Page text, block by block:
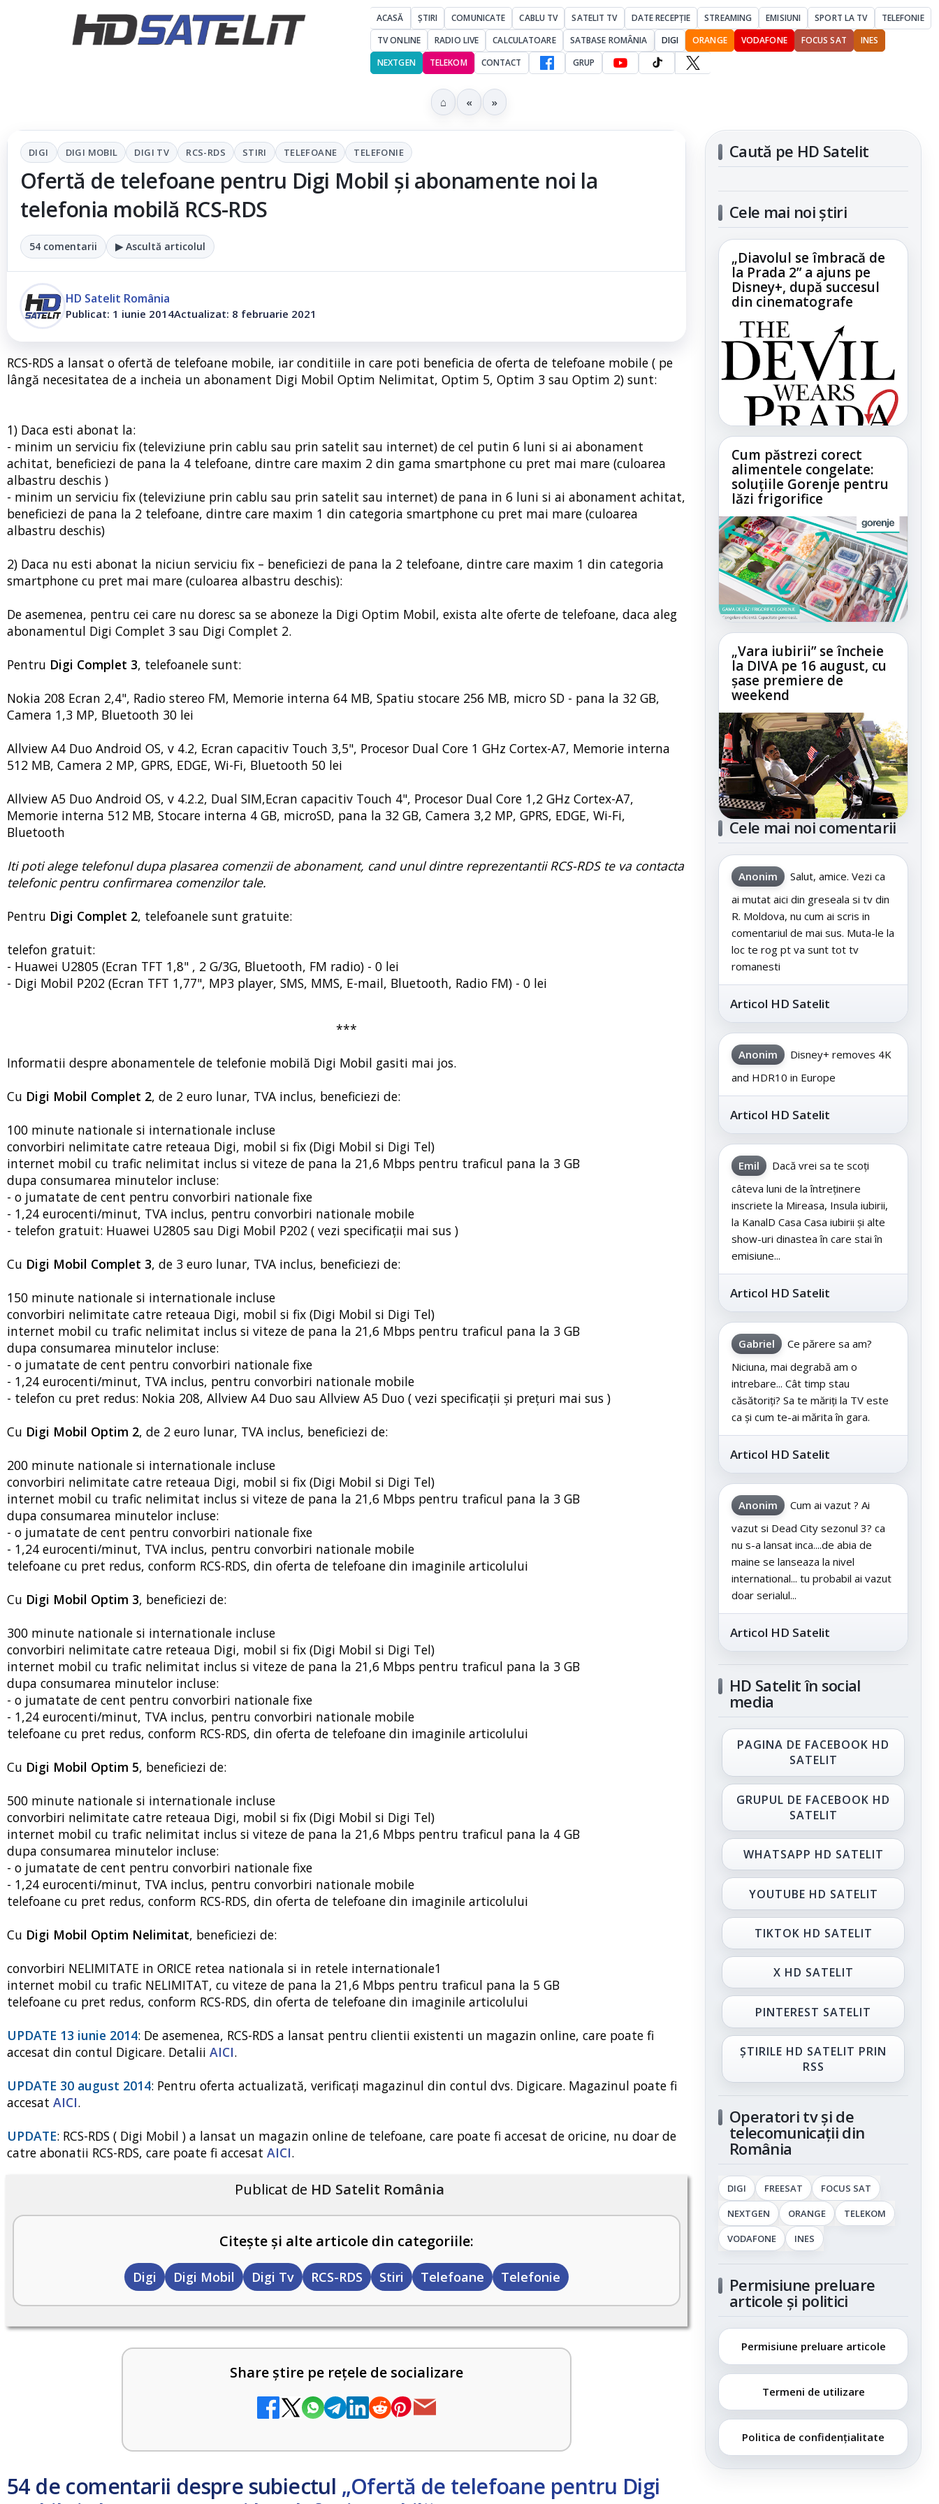
ACASĂ ȘTIRI COMUNICATE CABLU TV SATELIT TV DATE RECEPȚIE STREAMING EMISIUNI SPORT LA TV
TELEFONIE
TV ONLINE
RADIO LIVE CALCULATOARE SATBASE ROMÂNIA DIGI ORANGE VODAFONE FOCUS SAT
INES
NEXTGEN
TELEKOM CONTACT GRUP
⌂ « »
DIGI DIGI MOBIL DIGI TV RCS-RDS STIRI TELEFOANE TELEFONIE
Ofertă de telefoane pentru Digi Mobil și abonamente noi la
telefonia mobilă RCS-RDS
54 comentarii ▶ Ascultă articolul
HD Satelit România
Publicat: 1 iunie 2014Actualizat: 8 februarie 2021
RCS-RDS a lansat o ofertă de telefoane mobile, iar conditiile in care poti beneficia de oferta de telefoane mobile ( pe
lângă necesitatea de a incheia un abonament Digi Mobil Optim Nelimitat, Optim 5, Optim 3 sau Optim 2) sunt:
1) Daca esti abonat la:
- minim un serviciu fix (televiziune prin cablu sau prin satelit sau internet) de cel putin 6 luni si ai abonament
achitat, beneficiezi de pana la 4 telefoane, dintre care maxim 2 din gama smartphone cu pret mai mare (culoarea
albastru deschis )
- minim un serviciu fix (televiziune prin cablu sau prin satelit sau internet) de pana in 6 luni si ai abonament achitat,
beneficiezi de pana la 2 telefoane, dintre care maxim 1 din categoria smartphone cu pret mai mare (culoarea
albastru deschis)
2) Daca nu esti abonat la niciun serviciu fix – beneficiezi de pana la 2 telefoane, dintre care maxim 1 din categoria
smartphone cu pret mai mare (culoarea albastru deschis):
De asemenea, pentru cei care nu doresc sa se aboneze la Digi Optim Mobil, exista alte oferte de telefoane, daca aleg
abonamentul Digi Complet 3 sau Digi Complet 2.
Pentru Digi Complet 3, telefoanele sunt:
Nokia 208 Ecran 2,4", Radio stereo FM, Memorie interna 64 MB, Spatiu stocare 256 MB, micro SD - pana la 32 GB,
Camera 1,3 MP, Bluetooth 30 lei
Allview A4 Duo Android OS, v 4.2, Ecran capacitiv Touch 3,5", Procesor Dual Core 1 GHz Cortex-A7, Memorie interna
512 MB, Camera 2 MP, GPRS, EDGE, Wi-Fi, Bluetooth 50 lei
Allview A5 Duo Android OS, v 4.2.2, Dual SIM,Ecran capacitiv Touch 4", Procesor Dual Core 1,2 GHz Cortex-A7,
Memorie interna 512 MB, Stocare interna 4 GB, microSD, pana la 32 GB, Camera 3,2 MP, GPRS, EDGE, Wi-Fi,
Bluetooth
Iti poti alege telefonul dupa plasarea comenzii de abonament, cand unul dintre reprezentantii RCS-RDS te va contacta
telefonic pentru confirmarea comenzilor tale.
Pentru Digi Complet 2, telefoanele sunt gratuite:
telefon gratuit:
- Huawei U2805 (Ecran TFT 1,8" , 2 G/3G, Bluetooth, FM radio) - 0 lei
- Digi Mobil P202 (Ecran TFT 1,77", MP3 player, SMS, MMS, E-mail, Bluetooth, Radio FM) - 0 lei
***
Informatii despre abonamentele de telefonie mobilă Digi Mobil gasiti mai jos.
Cu Digi Mobil Complet 2, de 2 euro lunar, TVA inclus, beneficiezi de:
100 minute nationale si internationale incluse
convorbiri nelimitate catre reteaua Digi, mobil si fix (Digi Mobil si Digi Tel)
internet mobil cu trafic nelimitat inclus si viteze de pana la 21,6 Mbps pentru traficul pana la 3 GB
dupa consumarea minutelor incluse:
- o jumatate de cent pentru convorbiri nationale fixe
- 1,24 eurocenti/minut, TVA inclus, pentru convorbiri nationale mobile
- telefon gratuit: Huawei U2805 sau Digi Mobil P202 ( vezi specificații mai sus )
Cu Digi Mobil Complet 3, de 3 euro lunar, TVA inclus, beneficiezi de:
150 minute nationale si internationale incluse
convorbiri nelimitate catre reteaua Digi, mobil si fix (Digi Mobil si Digi Tel)
internet mobil cu trafic nelimitat inclus si viteze de pana la 21,6 Mbps pentru traficul pana la 3 GB
dupa consumarea minutelor incluse:
- o jumatate de cent pentru convorbiri nationale fixe
- 1,24 eurocenti/minut, TVA inclus, pentru convorbiri nationale mobile
- telefon cu pret redus: Nokia 208, Allview A4 Duo sau Allview A5 Duo ( vezi specificații și prețuri mai sus )
Cu Digi Mobil Optim 2, de 2 euro lunar, TVA inclus, beneficiezi de:
200 minute nationale si internationale incluse
convorbiri nelimitate catre reteaua Digi, mobil si fix (Digi Mobil si Digi Tel)
internet mobil cu trafic nelimitat inclus si viteze de pana la 21,6 Mbps pentru traficul pana la 3 GB
dupa consumarea minutelor incluse:
- o jumatate de cent pentru convorbiri nationale fixe
- 1,24 eurocenti/minut, TVA inclus, pentru convorbiri nationale mobile
telefoane cu pret redus, conform RCS-RDS, din oferta de telefoane din imaginile articolului
Cu Digi Mobil Optim 3, beneficiezi de:
300 minute nationale si internationale incluse
convorbiri nelimitate catre reteaua Digi, mobil si fix (Digi Mobil si Digi Tel)
internet mobil cu trafic nelimitat inclus si viteze de pana la 21,6 Mbps pentru traficul pana la 3 GB
dupa consumarea minutelor incluse:
- o jumatate de cent pentru convorbiri nationale fixe
- 1,24 eurocenti/minut, TVA inclus, pentru convorbiri nationale mobile
telefoane cu pret redus, conform RCS-RDS, din oferta de telefoane din imaginile articolului
Cu Digi Mobil Optim 5, beneficiezi de:
500 minute nationale si internationale incluse
convorbiri nelimitate catre reteaua Digi, mobil si fix (Digi Mobil si Digi Tel)
internet mobil cu trafic nelimitat inclus si viteze de pana la 21,6 Mbps pentru traficul pana la 4 GB
dupa consumarea minutelor incluse:
- o jumatate de cent pentru convorbiri nationale fixe
- 1,24 eurocenti/minut, TVA inclus, pentru convorbiri nationale mobile
telefoane cu pret redus, conform RCS-RDS, din oferta de telefoane din imaginile articolului
Cu Digi Mobil Optim Nelimitat, beneficiezi de:
convorbiri NELIMITATE in ORICE retea nationala si in retele internationale1
internet mobil cu trafic NELIMITAT, cu viteze de pana la 21,6 Mbps pentru traficul pana la 5 GB
telefoane cu pret redus, conform RCS-RDS, din oferta de telefoane din imaginile articolului
UPDATE 13 iunie 2014: De asemenea, RCS-RDS a lansat pentru clientii existenti un magazin online, care poate fi
accesat din contul Digicare. Detalii AICI.
UPDATE 30 august 2014: Pentru oferta actualizată, verificați magazinul din contul dvs. Digicare. Magazinul poate fi
accesat AICI.
UPDATE: RCS-RDS ( Digi Mobil ) a lansat un magazin online de telefoane, care poate fi accesat de oricine, nu doar de
catre abonatii RCS-RDS, care poate fi accesat AICI.
Publicat de HD Satelit România
Citește și alte articole din categoriile:
Digi Digi Mobil Digi Tv RCS-RDS Stiri Telefoane Telefonie
Share știre pe rețele de socializare
54 de comentarii despre subiectul „Ofertă de telefoane pentru Digi
Caută pe HD Satelit
Cele mai noi știri
„Diavolul se îmbracă de
la Prada 2” a ajuns pe
Disney+, după succesul
din cinematografe
Cum păstrezi corect
alimentele congelate:
soluțiile Gorenje pentru
lăzi frigorifice
„Vara iubirii” se încheie
la DIVA pe 16 august, cu
șase premiere de
weekend
Cele mai noi comentarii
Anonim
Salut, amice. Vezi ca
ai mutat aici din greseala si tv din
R. Moldova, nu cum ai scris in
comentariul de mai sus. Muta-le la
loc te rog pt va sunt tot tv
romanesti
Articol HD Satelit
Anonim
Disney+ removes 4K
and HDR10 in Europe
Articol HD Satelit
Emil
Dacă vrei sa te scoți
câteva luni de la întreținere
inscriete la Mireasa, Insula iubirii,
la KanalD Casa Casa iubirii și alte
show-uri dinastea în care stai în
emisiune...
Articol HD Satelit
Gabriel
Ce părere sa am?
Niciuna, mai degrabă am o
intrebare... Cât timp stau
căsătoriți? Sa te măriți la TV este
ca și cum te-ai mărita în gara.
Articol HD Satelit
Anonim
Cum ai vazut ? Ai
vazut si Dead City sezonul 3? ca
nu s-a lansat inca....de abia de
maine se lanseaza la nivel
international... tu probabil ai vazut
doar serialul...
Articol HD Satelit
HD Satelit în social
media
PAGINA DE FACEBOOK HD
SATELIT
GRUPUL DE FACEBOOK HD
SATELIT
WHATSAPP HD SATELIT
YOUTUBE HD SATELIT
TIKTOK HD SATELIT
X HD SATELIT
PINTEREST SATELIT
ȘTIRILE HD SATELIT PRIN
RSS
Operatori tv și de
telecomunicații din
România
DIGI FREESAT
FOCUS SAT
NEXTGEN
ORANGE
TELEKOM
VODAFONE
INES
Permisiune preluare
articole și politici
Permisiune preluare articole
Termeni de utilizare
Politica de confidențialitate